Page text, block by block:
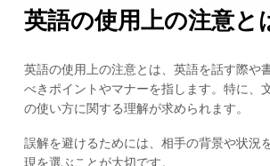
英語の使用上の注意と
英語の使用上の注意とは、英語を話す際や
べきポイントやマナーを指します。特に、
の使い方に関する理解が求められます。
誤解を避けるためには、相手の背景や状況
現を選ぶことが大切です。